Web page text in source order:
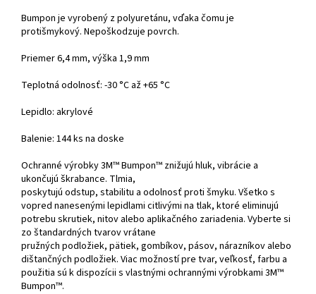
Bumpon je vyrobený z polyuretánu, vďaka čomu je
protišmykový. Nepoškodzuje povrch.
Priemer 6,4 mm, výška 1,9 mm
Teplotná odolnosť: -30 °C až +65 °C
Lepidlo: akrylové
Balenie: 144 ks na doske
Ochranné výrobky 3M™ Bumpon™ znižujú hluk, vibrácie a
ukončujú škrabance. Tlmia,
poskytujú odstup, stabilitu a odolnosť proti šmyku. Všetko s
vopred nanesenými lepidlami citlivými na tlak, ktoré eliminujú
potrebu skrutiek, nitov alebo aplikačného zariadenia. Vyberte si
zo štandardných tvarov vrátane
pružných podložiek, pätiek, gombíkov, pásov, nárazníkov alebo
dištančných podložiek. Viac možností pre tvar, veľkosť, farbu a
použitia sú k dispozícii s vlastnými ochrannými výrobkami 3M™
Bumpon™.